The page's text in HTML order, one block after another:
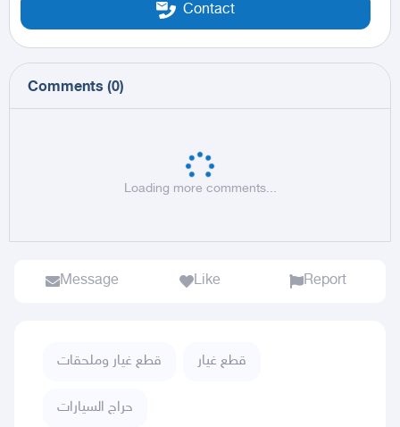
Contact
Comments (0)
Loading more comments...
Message Like Report
قطع غيار وملحقات قطع غيار
حراج السيارات